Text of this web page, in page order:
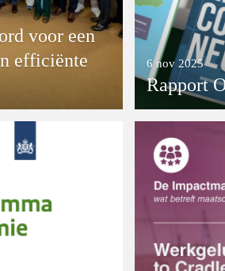
voor een
efficiënte
Rapport
6 nov 2025